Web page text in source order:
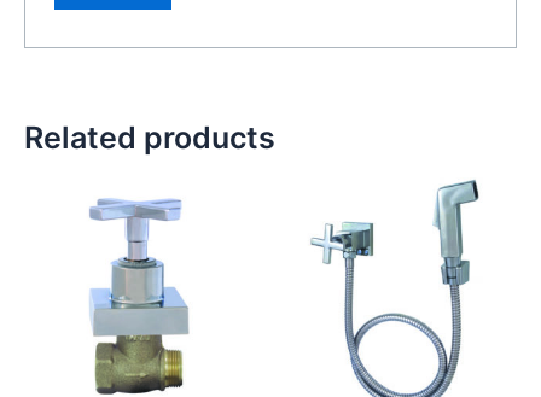
Related products